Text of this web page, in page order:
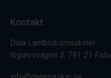
Kontakt
Dala Lantbruksmaskiner
Ingarvsvägen 3, 791 21